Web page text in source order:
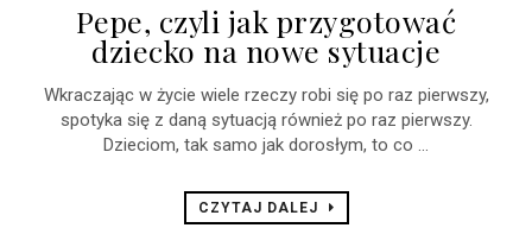
Pepe, czyli jak przygotować
dziecko na nowe sytuacje
Wkraczając w życie wiele rzeczy robi się po raz pierwszy,
spotyka się z daną sytuacją również po raz pierwszy.
Dzieciom, tak samo jak dorosłym, to co ...
CZYTAJ DALEJ